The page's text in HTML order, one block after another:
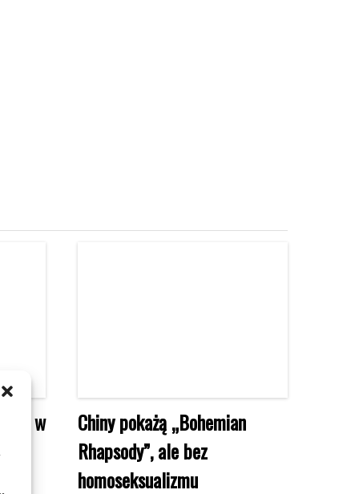
w
Chiny pokażą „Bohemian
Rhapsody”, ale bez
homoseksualizmu